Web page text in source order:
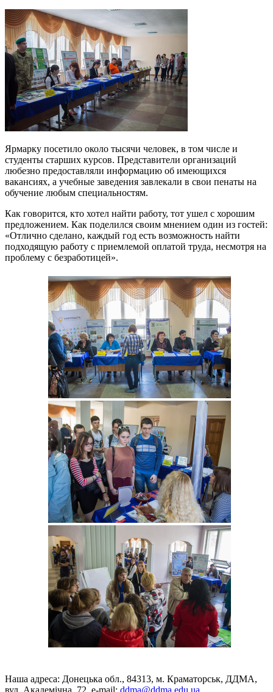
Ярмарку посетило около тысячи человек, в том числе и
студенты старших курсов. Представители организаций
любезно предоставляли информацию об имеющихся
вакансиях, а учебные заведения завлекали в свои пенаты на
обучение любым специальностям.
Как говорится, кто хотел найти работу, тот ушел с хорошим
предложением. Как поделился своим мнением один из гостей:
«Отлично сделано, каждый год есть возможность найти
подходящую работу с приемлемой оплатой труда, несмотря на
проблему с безработицей».
Наша адреса: Донецька обл., 84313, м. Краматорськ, ДДМА,